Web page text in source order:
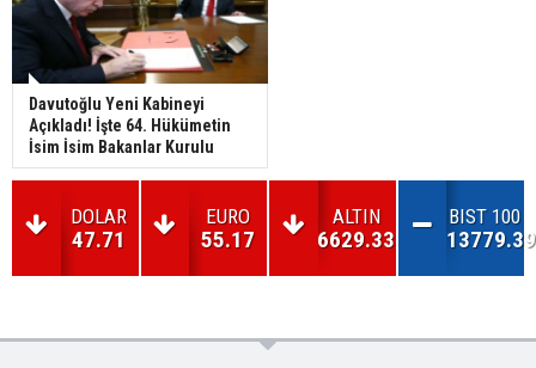
Davutoğlu Yeni Kabineyi
Açıkladı! İşte 64. Hükümetin
İsim İsim Bakanlar Kurulu
DOLAR
47.71
EURO
55.17
ALTIN
6629.33
BIST 100
13779.39